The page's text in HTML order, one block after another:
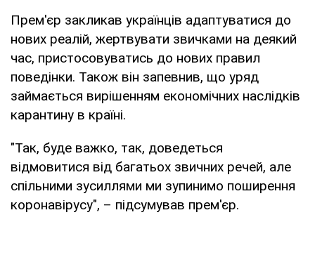
Прем'єр закликав українців адаптуватися до
нових реалій, жертвувати звичками на деякий
час, пристосовуватись до нових правил
поведінки. Також він запевнив, що уряд
займається вирішенням економічних наслідків
карантину в країні.
"Так, буде важко, так, доведеться
відмовитися від багатьох звичних речей, але
спільними зусиллями ми зупинимо поширення
коронавірусу", – підсумував прем'єр.